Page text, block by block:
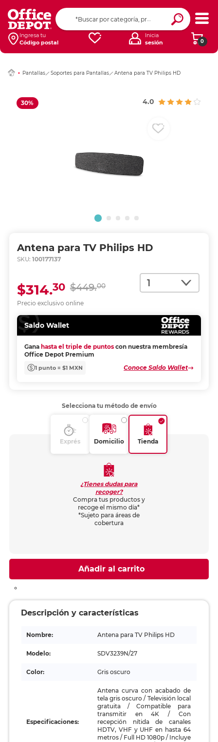
Ingresa tu
Código postal
0
Inicia
sesión
Pantallas Soportes para Pantallas Antena para TV Philips HD
30% 4.0
Antena para TV Philips HD
SKU: 100177137
Cantidad
Precio exclusivo online
$449.00
$314.30
Saldo Wallet
Gana hasta el triple de puntos con nuestra membresía
Office Depot Premium
1 punto = $1 MXN Conoce Saldo Wallet
Ingresar Codigo
Selecciona tu método de envío
Exprés Domicilio Tienda
¿Tienes dudas para
recoger?
Compra tus productos y
recoge el mismo día*
*Sujeto para áreas de
cobertura
Añadir al carrito
Descripción y características
Nombre: Antena para TV Philips HD
Modelo: SDV3239N/27
Color: Gris oscuro
Especificaciones:
Antena curva con acabado de
tela gris oscuro / Televisión local
gratuita / Compatible para
transmitir en 4K / Con
recepción nítida de canales
HDTV, VHF y UHF en hasta 64
metros / Full HD 1080p / Incluye